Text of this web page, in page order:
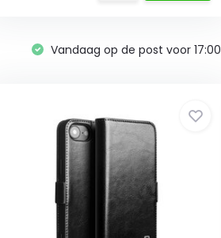
Vandaag op de post voor 17:00